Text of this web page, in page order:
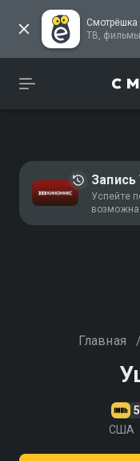
Смотрёшка
Успейте
возможна
Главная /
США